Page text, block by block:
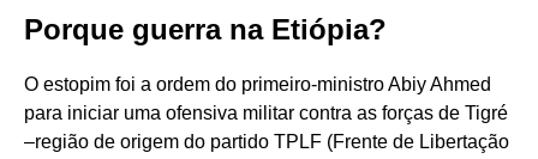
Porque guerra na Etiópia?
O estopim foi a ordem do primeiro-ministro Abiy Ahmed
para iniciar uma ofensiva militar contra as forças de Tigré
–região de origem do partido TPLF (Frente de Libertação